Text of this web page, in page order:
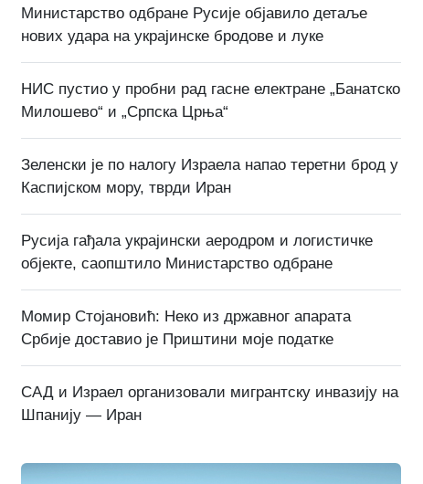
Министарство одбране Русије објавило детаље
нових удара на украјинске бродове и луке
НИС пустио у пробни рад гасне електране „Банатско
Милошево“ и „Српска Црња“
Зеленски је по налогу Израела напао теретни брод у
Каспијском мору, тврди Иран
Русија гађала украјински аеродром и логистичке
објекте, саопштило Министарство одбране
Момир Стојановић: Неко из државног апарата
Србије доставио је Приштини моје податке
САД и Израел организовали мигрантску инвазију на
Шпанију — Иран